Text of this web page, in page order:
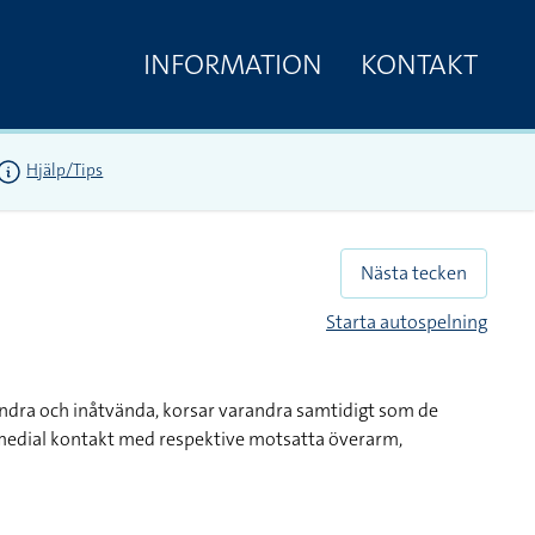
INFORMATION KONTAKT
Hjälp/Tips
Nästa tecken
Starta autospelning
och inåtvända, korsar varandra samtidigt som de
kontakt med respektive motsatta överarm,